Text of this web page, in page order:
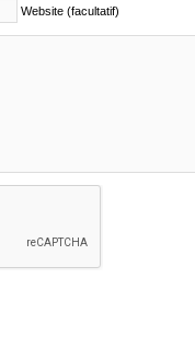
Website (facultatif)